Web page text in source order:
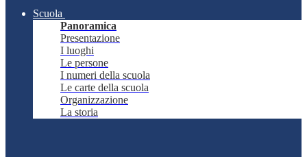
Scuola
Panoramica
Presentazione
I luoghi
Le persone
I numeri della scuola
Le carte della scuola
Organizzazione
La storia